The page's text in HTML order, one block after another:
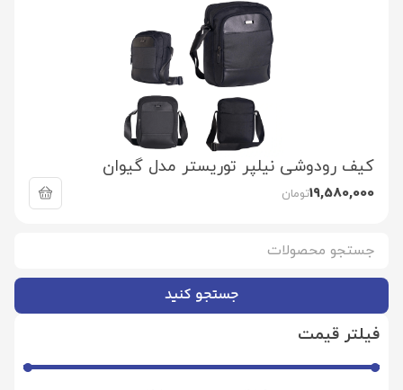
جستجو کنید
فیلتر قیمت
کیف رودوشی نیلپر توریستر مدل گیوان
19,580,000تومان